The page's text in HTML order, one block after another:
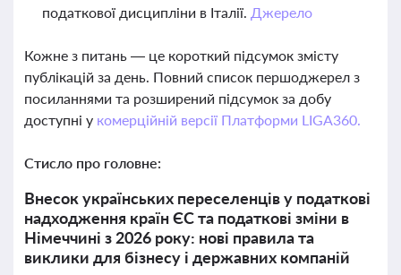
податкової дисципліни в Італії. Джерело
Кожне з питань — це короткий підсумок змісту
публікацій за день. Повний список першоджерел з
посиланнями та розширений підсумок за добу
доступні у комерційній версії Платформи LIGA360.
Стисло про головне:
Внесок українських переселенців у податкові
надходження країн ЄС та податкові зміни в
Німеччині з 2026 року: нові правила та
виклики для бізнесу і державних компаній